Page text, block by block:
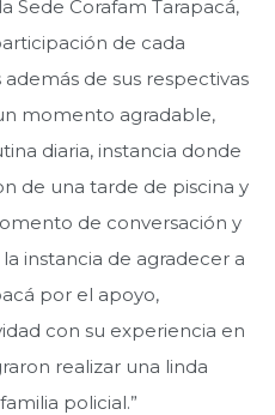
Sede Corafam Tarapacá,
de cada
de sus respectivas
momento agradable,
diaria, instancia donde
de una tarde de piscina y
de conversación y
instancia de agradecer a
por el apoyo,
con su experiencia en
realizar una linda
policial.”